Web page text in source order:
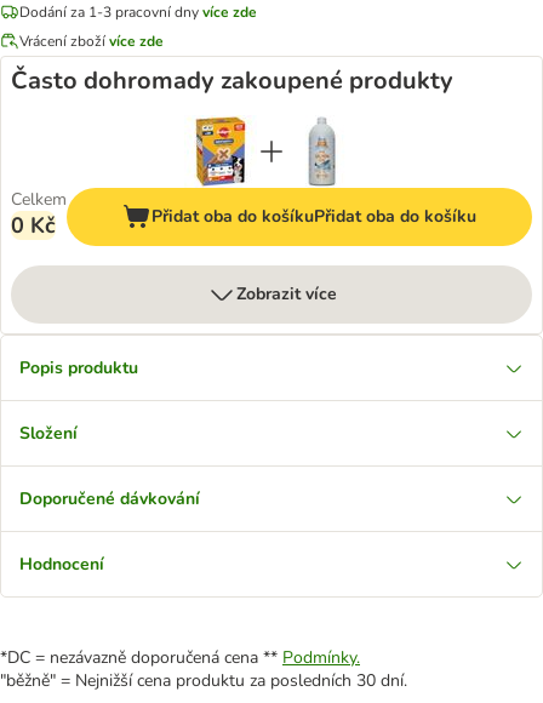
Dodání za 1-3 pracovní dnyvíce zde
Vrácení zbožívíce zde
Často dohromady zakoupené produkty
Celkem
0 Kč Přidat oba do košíkuPřidat oba do košíku
Zobrazit více
Popis produktu
Složení
Doporučené dávkování
Hodnocení
*DC = nezávazně doporučená cena ** Podmínky.
"běžně" = Nejnižší cena produktu za posledních 30 dní.